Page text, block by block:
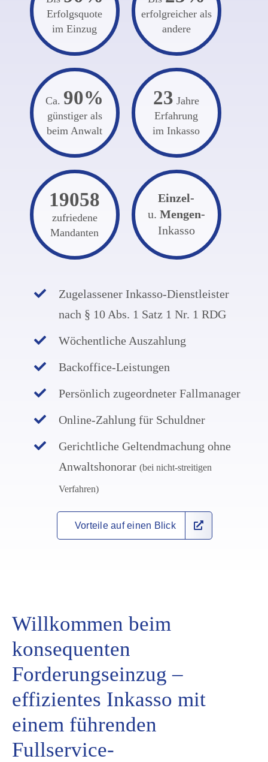
Erfolgsquote
im Einzug
erfolgreicher als
andere
Ca. 90%
günstiger als
beim Anwalt
23 Jahre
Erfahrung
im Inkasso
19058
zufriedene
Mandanten
Einzel-
u. Mengen-
Inkasso
Zugelassener Inkasso-Dienstleister
nach § 10 Abs. 1 Satz 1 Nr. 1 RDG
Wöchentliche Auszahlung
Backoffice-Leistungen
Persönlich zugeordneter Fallmanager
Online-Zahlung für Schuldner
Gerichtliche Geltendmachung ohne
Anwaltshonorar (bei nicht-streitigen
Verfahren)
Vorteile auf einen Blick
Willkommen beim
konsequenten
Forderungseinzug –
effizientes Inkasso mit
einem führenden
Fullservice-